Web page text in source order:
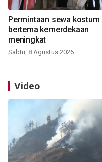
Permintaan sewa kostum
bertema kemerdekaan
meningkat
Sabtu, 8 Agustus 2026
Video